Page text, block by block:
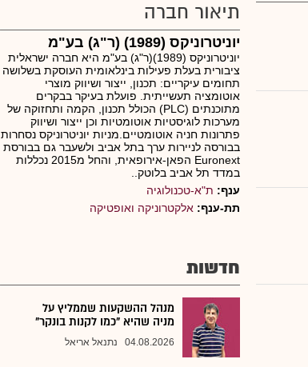
תיאור חברה
יוניטרוניקס (1989) (ר"ג) בע"מ
יוניטרוניקס (1989)(ר"ג) בע"מ היא חברה ישראלית
ציבורית בעלת פעילות בינלאומית העוסקת בשלושה
תחומים עיקריים: תכנון, ייצור ושיווק מוצרי
אוטומציה תעשייתית. פועלת בעיקר בבקרים
מתוכנתים (PLC) הכולל תכנון, הקמה ותחזוקה של
מערכות לוגיסטיות אוטומטיות וכן ייצור ושיווק
פתרונות חניה אוטומטיים.מניות יוניטרוניקס נסחרות
בבורסה לניירות ערך בתל אביב ולשעבר גם בבורסת
Euronext הפאן-אירופאית, והחל מ2015 נכללות
במדד תל אביב בלוטק..
ענף: ת"א-טכנולוגיה
תת-ענף: אלקטרוניקה ואופטיקה
חדשות
מנהל ההשקעות שממליץ על
מניה שהיא "כמו לקנות בונקר"
04.08.2026 נתנאל אריאל